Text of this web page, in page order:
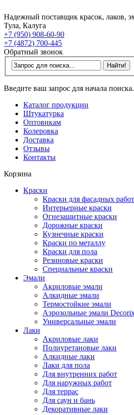
Надежный поставщик красок, лаков,
Тула, Калуга
+7 (950) 908-60-90
+7 (4872) 700-445
Обратный звонок
Введите ваш запрос для начала поиска.
Каталог продукции
Штукатурка
Оптовикам
Колеровка
Доставка
Отзывы
Контакты
Корзина
Краски
Краски для фасадных работ
Интерьерные краски
Огнезащитные краски
Дорожные краски
Кузнечные краски
Краски по металлу
Краски для пола
Резиновые краски
Специальные краски
Эмали
Акриловые эмали
Алкидные эмали
Термостойкие эмали
Аэрозольные эмали
Универсальные эмали
Лаки
Акриловые лаки
Полиуретановые лаки
Алкидные лаки
Лаки для пола
Для внутренних работ
Для наружных работ
Для террас
Для саун и бань
Декоративные лаки